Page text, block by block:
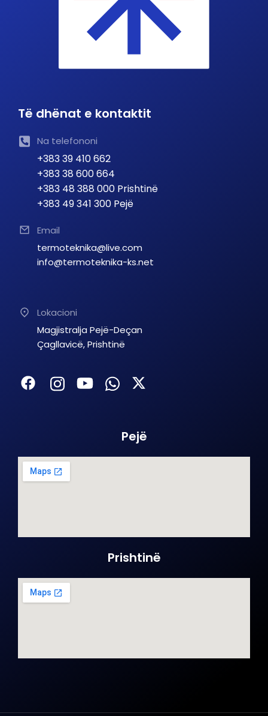
Të dhënat e kontaktit
Na telefononi
+383 39 410 662
+383 38 600 664
+383 48 388 000 Prishtinë
+383 49 341 300 Pejë
Email
termoteknika@live.com
info@termoteknika-ks.net
Lokacioni
Magjistralja Pejë-Deçan
Çagllavicë, Prishtinë
Pejë
Prishtinë